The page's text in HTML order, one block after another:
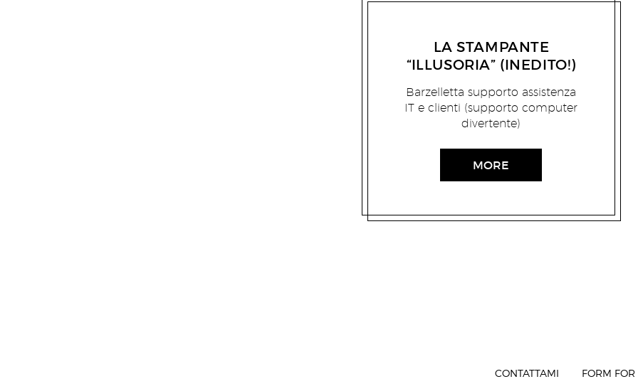
LA STAMPANTE
“ILLUSORIA” (INEDITO!)
Barzelletta supporto assistenza
IT e clienti (supporto computer
divertente)
MORE
CONTATTAMI FORM